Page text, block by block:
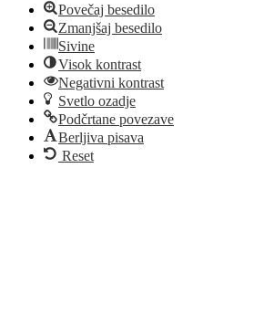
Povečaj besedilo
Zmanjšaj besedilo
Sivine
Visok kontrast
Negativni kontrast
Svetlo ozadje
Podčrtane povezave
Berljiva pisava
Reset